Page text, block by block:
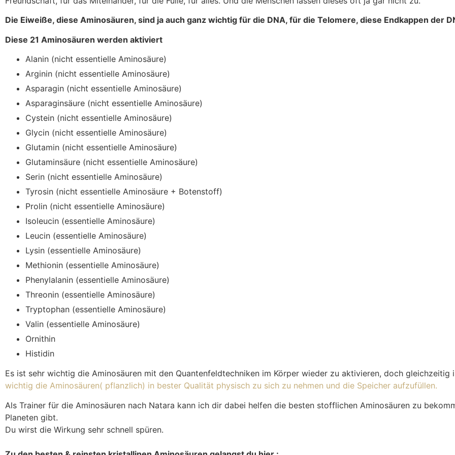
Die Eiweiße, diese Aminosäuren, sind ja auch ganz wichtig für die DNA, für die Telomere, diese Endkappen der
Diese 21 Aminosäuren werden aktiviert
Alanin (nicht essentielle Aminosäure)
Arginin (nicht essentielle Aminosäure)
Asparagin (nicht essentielle Aminosäure)
Asparaginsäure (nicht essentielle Aminosäure)
Cystein (nicht essentielle Aminosäure)
Glycin (nicht essentielle Aminosäure)
Glutamin (nicht essentielle Aminosäure)
Glutaminsäure (nicht essentielle Aminosäure)
Serin (nicht essentielle Aminosäure)
Tyrosin (nicht essentielle Aminosäure + Botenstoff)
Prolin (nicht essentielle Aminosäure)
Isoleucin (essentielle Aminosäure)
Leucin (essentielle Aminosäure)
Lysin (essentielle Aminosäure)
Methionin (essentielle Aminosäure)
Phenylalanin (essentielle Aminosäure)
Threonin (essentielle Aminosäure)
Tryptophan (essentielle Aminosäure)
Valin (essentielle Aminosäure)
Ornithin
Histidin
Es ist sehr wichtig die Aminosäuren mit den Quantenfeldtechniken im Körper wieder zu aktivieren, doch gleichzeitig
wichtig die Aminosäuren( pflanzlich) in bester Qualität physisch zu sich zu nehmen und die Speicher aufzufüllen.
Als Trainer für die Aminosäuren nach Natara kann ich dir dabei helfen die besten stofflichen Aminosäuren zu
Planeten gibt.
Du wirst die Wirkung sehr schnell spüren.